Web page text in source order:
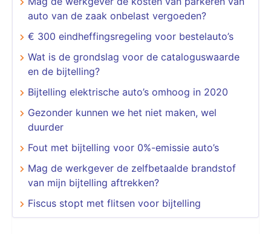
auto van de zaak onbelast vergoeden?
€ 300 eindheffingsregeling voor bestelauto’s
Wat is de grondslag voor de cataloguswaarde
en de bijtelling?
Bijtelling elektrische auto’s omhoog in 2020
Gezonder kunnen we het niet maken, wel
duurder
Fout met bijtelling voor 0%-emissie auto’s
Mag de werkgever de zelfbetaalde brandstof
van mijn bijtelling aftrekken?
Fiscus stopt met flitsen voor bijtelling